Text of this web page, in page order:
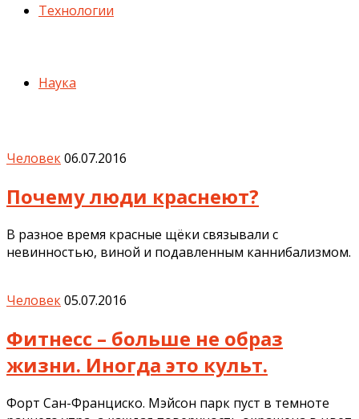
Технологии
Наука
Человек06.07.2016
Почему люди краснеют?
В разное время красные щёки связывали с
невинностью, виной и подавленным каннибализмом.
Человек05.07.2016
Фитнесс – больше не образ
жизни. Иногда это культ.
Форт Сан-Франциско. Мэйсон парк пуст в темноте